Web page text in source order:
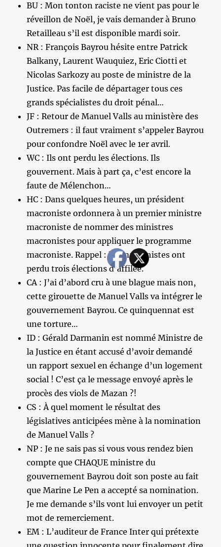
BU : Mon tonton raciste ne vient pas pour le
réveillon de Noël, je vais demander à Bruno
Retailleau s’il est disponible mardi soir.
NR : François Bayrou hésite entre Patrick
Balkany, Laurent Wauquiez, Eric Ciotti et
Nicolas Sarkozy au poste de ministre de la
Justice. Pas facile de départager tous ces
grands spécialistes du droit pénal…
JF : Retour de Manuel Valls au ministère des
Outremers : il faut vraiment s’appeler Bayrou
pour confondre Noël avec le 1er avril.
WC : Ils ont perdu les élections. Ils
gouvernent. Mais à part ça, c’est encore la
faute de Mélenchon…
HC : Dans quelques heures, un président
macroniste ordonnera à un premier ministre
macroniste de nommer des ministres
macronistes pour appliquer le programme
macroniste. Rappel : les macronistes ont
perdu trois élections d’affilée.
CA : J’ai d’abord cru à une blague mais non,
cette girouette de Manuel Valls va intégrer le
gouvernement Bayrou. Ce quinquennat est
une torture…
ID : Gérald Darmanin est nommé Ministre de
la Justice en étant accusé d’avoir demandé
un rapport sexuel en échange d’un logement
social ! C’est ça le message envoyé après le
procès des viols de Mazan ?!
CS : À quel moment le résultat des
législatives anticipées mène à la nomination
de Manuel Valls ?
NP : Je ne sais pas si vous vous rendez bien
compte que CHAQUE ministre du
gouvernement Bayrou doit son poste au fait
que Marine Le Pen a accepté sa nomination.
Je me demande s’ils vont lui envoyer un petit
mot de remerciement.
EM : L’auditeur de France Inter qui prétexte